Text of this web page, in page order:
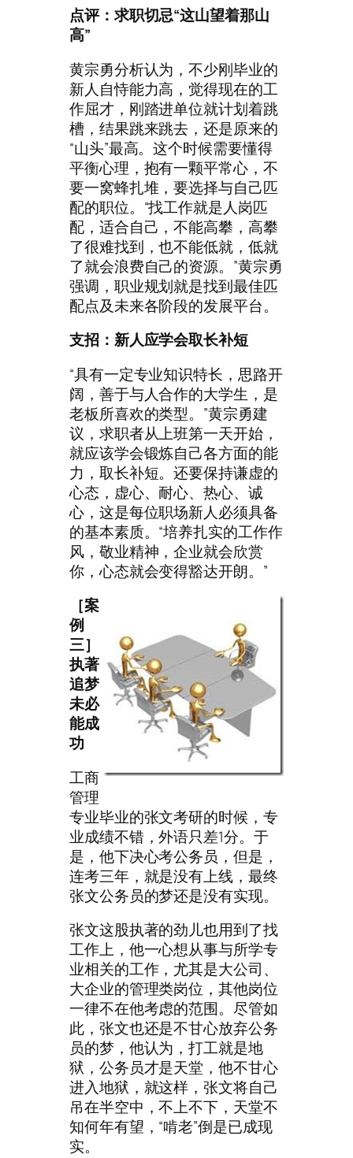
点评：求职切忌“这山望着那山
高”
黄宗勇分析认为，不少刚毕业的
新人自恃能力高，觉得现在的工
作屈才，刚踏进单位就计划着跳
槽，结果跳来跳去，还是原来的
“山头”最高。这个时候需要懂得
平衡心理，抱有一颗平常心，不
要一窝蜂扎堆，要选择与自己匹
配的职位。“找工作就是人岗匹
配，适合自己，不能高攀，高攀
了很难找到，也不能低就，低就
了就会浪费自己的资源。”黄宗勇
强调，职业规划就是找到最佳匹
配点及未来各阶段的发展平台。
支招：新人应学会取长补短
“具有一定专业知识特长，思路开
阔，善于与人合作的大学生，是
老板所喜欢的类型。”黄宗勇建
议，求职者从上班第一天开始，
就应该学会锻炼自己各方面的能
力，取长补短。还要保持谦虚的
心态，虚心、耐心、热心、诚
心，这是每位职场新人必须具备
的基本素质。“培养扎实的工作作
风，敬业精神，企业就会欣赏
你，心态就会变得豁达开朗。”
［案
例
三］
执著
追梦
未必
能成
功
工商
管理
专业毕业的张文考研的时候，专
业成绩不错，外语只差1分。于
是，他下决心考公务员，但是，
连考三年，就是没有上线，最终
张文公务员的梦还是没有实现。
张文这股执著的劲儿也用到了找
工作上，他一心想从事与所学专
业相关的工作，尤其是大公司、
大企业的管理类岗位，其他岗位
一律不在他考虑的范围。尽管如
此，张文也还是不甘心放弃公务
员的梦，他认为，打工就是地
狱，公务员才是天堂，他不甘心
进入地狱，就这样，张文将自己
吊在半空中，不上不下，天堂不
知何年有望，“啃老”倒是已成现
实。